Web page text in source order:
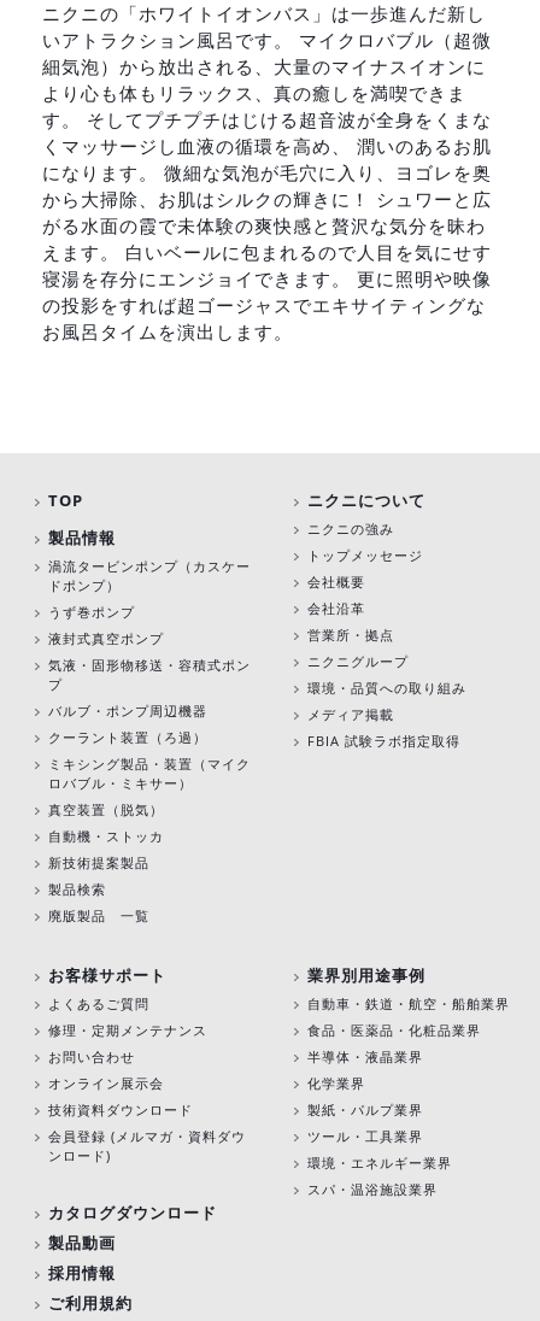
ニクニの「ホワイトイオンバス」は一歩進んだ新し
いアトラクション風呂です。 マイクロバブル（超微
細気泡）から放出される、大量のマイナスイオンに
より心も体もリラックス、真の癒しを満喫できま
す。 そしてプチプチはじける超音波が全身をくまな
くマッサージし血液の循環を高め、 潤いのあるお肌
になります。 微細な気泡が毛穴に入り、ヨゴレを奥
から大掃除、お肌はシルクの輝きに！ シュワーと広
がる水面の霞で未体験の爽快感と贅沢な気分を昧わ
えます。 白いベールに包まれるので人目を気にせす
寝湯を存分にエンジョイできます。 更に照明や映像
の投影をすれば超ゴージャスでエキサイティングな
お風呂タイムを演出します。
TOP
製品情報
渦流タービンポンプ （カスケー
ドポンプ）
うず巻ポンプ
液封式真空ポンプ
気液・固形物移送・容積式ポン
プ
バルブ・ポンプ周辺機器
クーラント装置（ろ過）
ミキシング製品・装置（マイク
ロバブル・ミキサー）
真空装置（脱気）
自動機・ストッカ
新技術提案製品
製品検索
廃版製品 一覧
ニクニについて
ニクニの強み
トップメッセージ
会社概要
会社沿革
営業所・拠点
ニクニグループ
環境・品質への取り組み
メディア掲載
FBIA 試験ラボ指定取得
お客様サポート
よくあるご質問
修理・定期メンテナンス
お問い合わせ
オンライン展示会
技術資料ダウンロード
会員登録 (メルマガ・資料ダウ
ンロード)
カタログダウンロード
製品動画
採用情報
ご利用規約
業界別用途事例
自動車・鉄道・航空・船舶業界
食品・医薬品・化粧品業界
半導体・液晶業界
化学業界
製紙・パルプ業界
ツール・工具業界
環境・エネルギー業界
スパ・温浴施設業界